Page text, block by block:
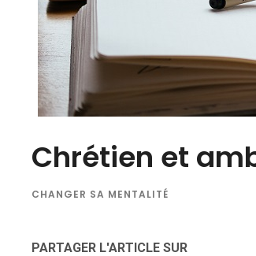
Chrétien et
CHANGER SA MENTALITÉ
PARTAGER L'ARTICLE SUR